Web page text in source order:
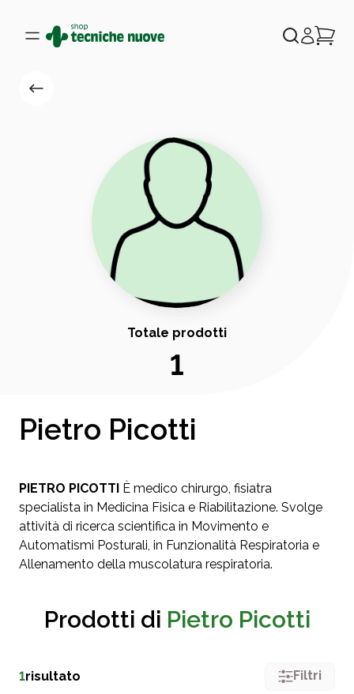
Totale prodotti
1
Pietro Picotti
PIETRO PICOTTI È medico chirurgo, fisiatra
specialista in Medicina Fisica e Riabilitazione. Svolge
attività di ricerca scientifica in Movimento e
Automatismi Posturali, in Funzionalità Respiratoria e
Allenamento della muscolatura respiratoria.
Prodotti di Pietro Picotti
1risultato Filtri